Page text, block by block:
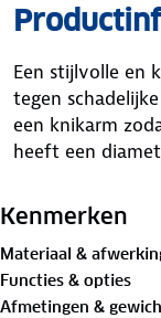
Een stijlvolle en
tegen
een knikarm
heeft een
Kenmerken
Materiaal &
Functies & opties
Afmetingen &